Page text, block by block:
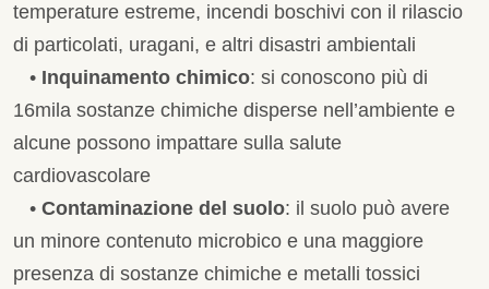
temperature estreme, incendi boschivi con il rilascio
di particolati, uragani, e altri disastri ambientali
• Inquinamento chimico: si conoscono più di
16mila sostanze chimiche disperse nell’ambiente e
alcune possono impattare sulla salute
cardiovascolare
• Contaminazione del suolo: il suolo può avere
un minore contenuto microbico e una maggiore
presenza di sostanze chimiche e metalli tossici